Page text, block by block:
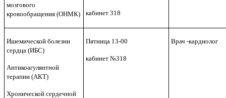
мозгового
кровообращения (ОНМК)
кабинет 318
Ишемической болезни
сердца (ИБС)
Антикоагулянтной
терапии (АКТ)
Хронической сердечной
Пятница 13-00
кабинет №318
Врач -кардиолог